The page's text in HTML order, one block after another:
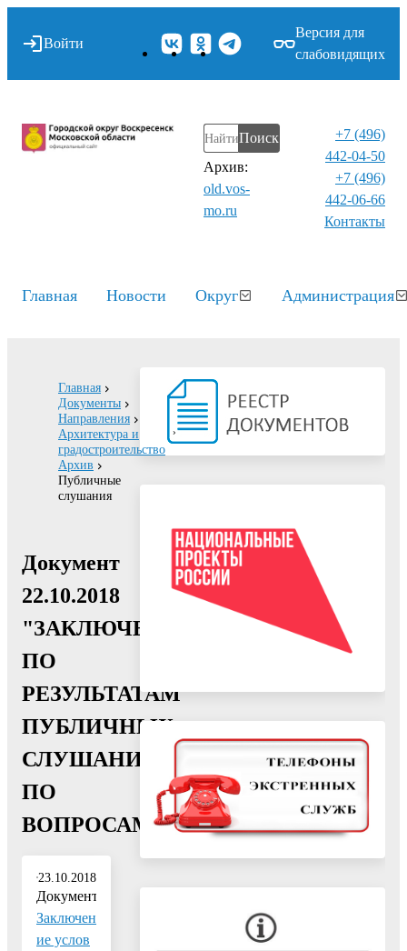
Войти
Версия для
слабовидящих
Поиск
Архив:
old.vos-
mo.ru
+7 (496)
442-04-50
+7 (496)
442-06-66
Контакты⁠
Главная Новости Округ Администрация
Главная
Документы
Направления
Архитектура и
градостроительство
Архив
Публичные
слушания
Документ
22.10.2018
"ЗАКЛЮЧЕНИЕ
ПО
РЕЗУЛЬТАТАМ
ПУБЛИЧНЫХ
СЛУШАНИЙ
ПО
ВОПРОСАМ"
23.10.2018
Документ:
Заключен
ие услов